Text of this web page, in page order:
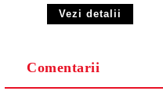
Vezi detalii
Comentarii